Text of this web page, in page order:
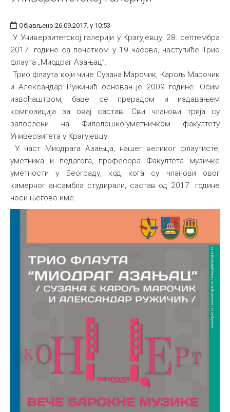
Објављено 26.09.2017. у 10:53
У Универзитетској галерији у Крагујевцу, 28. септембра
2017. године са почетком у 19 часова, наступиће Трио
флаута „Миодраг Азањац”.
Трио флаута који чине Сузана Марочик, Карољ Марочик
и Александар Ружичић основан је 2009 године. Осим
извођаштвом, баве се прерадом и издавањем
композиција за овај састав. Сви чланови трија су
запослени на Филолошко-уметничком факултету
Универзитета у Крагујевцу.
У част Миодрага Азањца, нашег великог флаутисте,
уметника и педагога, професора Факултета музичке
уметности у Београду, код кога су чланови овог
камерног ансамбла студирали, састав од 2017. године
носи његово име.